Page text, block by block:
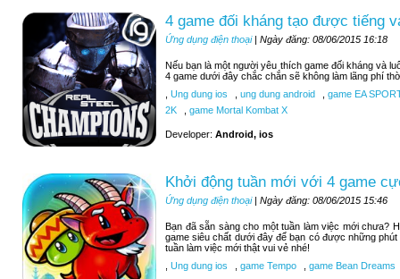
4 game đối kháng tạo được tiếng
Ứng dụng điện thoại| Ngày đăng: 08/06/2015 16:18
Nếu bạn là một người yêu thích game đối kháng và
4 game dưới đây chắc chắn sẽ không làm lãng phí
Ung dung ios ung dung android
game EA
2K
game Mortal Kombat X
Developer: Android, ios
Khởi động tuần mới với 4 game
Ứng dụng điện thoại| Ngày đăng: 08/06/2015 15:46
Bạn đã sẵn sàng cho một tuần làm việc mới chưa?
game siêu chất dưới đây để bạn có được những
tuần làm việc mới thật vui vẻ nhé!
Ung dung ios game Tempo game Bean Dreams